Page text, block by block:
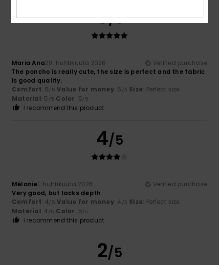
5/5
Maria Ana28. huhtikuuta 2026
Verified purchase
The poncho is really cute, the size is perfect and the fabric
is good quality.
Comfort: 5/5 Value for money: 5 /5 Size: Perfect size
Material: 5 /5 Color: 5/5
I recommend this product
4/5
Mélanie1. huhtikuuta 2026
Verified purchase
Very good, but lacks depth
Comfort: 4/5 Value for money: 4 /5 Size: Perfect size
Material: 4 /5 Color: 5/5
I recommend this product
2/5